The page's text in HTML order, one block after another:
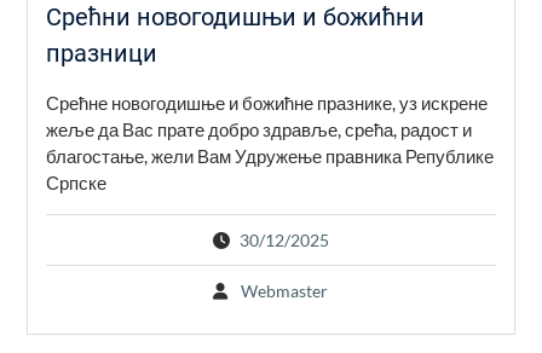
Срећни новогодишњи и божићни
празници
Срећне новогодишње и божићне празнике, уз искрене
жеље да Вас прате добро здравље, срећа, радост и
благостање, жели Вам Удружење правника Републике
Српске
30/12/2025
Webmaster